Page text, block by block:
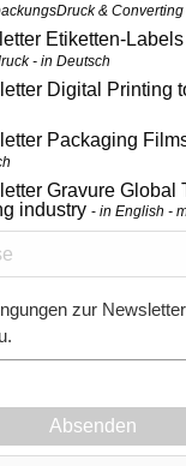
&
Etiketten-Labels
- in Deutsch
Digital Printing
Packaging
Gravure Global
industry
in English -
zur
Absenden